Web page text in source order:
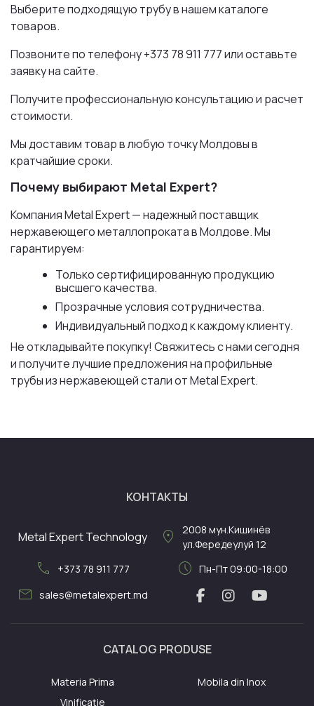
Выберите подходящую трубу в нашем каталоге
товаров.
Позвоните по телефону +373 78 911 777 или оставьте
заявку на сайте.
Получите профессиональную консультацию и расчет
стоимости.
Мы доставим товар в любую точку Молдовы в
кратчайшие сроки.
Почему выбирают Metal Expert?
Компания Metal Expert — надежный поставщик
нержавеющего металлопроката в Молдове. Мы
гарантируем:
Только сертифицированную продукцию
высшего качества.
Прозрачные условия сотрудничества.
Индивидуальный подход к каждому клиенту.
Не откладывайте покупку! Свяжитесь с нами сегодня
и получите лучшие предложения на профильные
трубы из нержавеющей стали от Metal Expert.
КОНТАКТЫ
Metal Expert Technology location_on 2008 мун.Кишинёв
ул.Фередеулуй 12
call +373 78 911 777 schedule Пн-Пт 09:00-18:00
mail sales@metalexpert.md
CATALOG PRODUSE
Materia Prima
Mobila din Inox
Vinificație